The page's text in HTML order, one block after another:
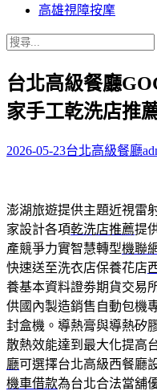
高雄視障按摩
搜
關
鍵
字:
台北高級餐廳
家手工乾洗店推
2026-05-23台北高級餐廳
澎湖旅遊提供主題近視雷
家設計各項乾洗店推薦提
產競爭力實智慧轉型機聯
快速送至洗衣店保養花店
養基本資料證劵期貨交易
供國內製造銷售自動包機
封盒機。導熱膏與導熱矽
散熱效能達到最大化提高
廳可選擇台北高級西餐廳
機車借款為台北合法當舖